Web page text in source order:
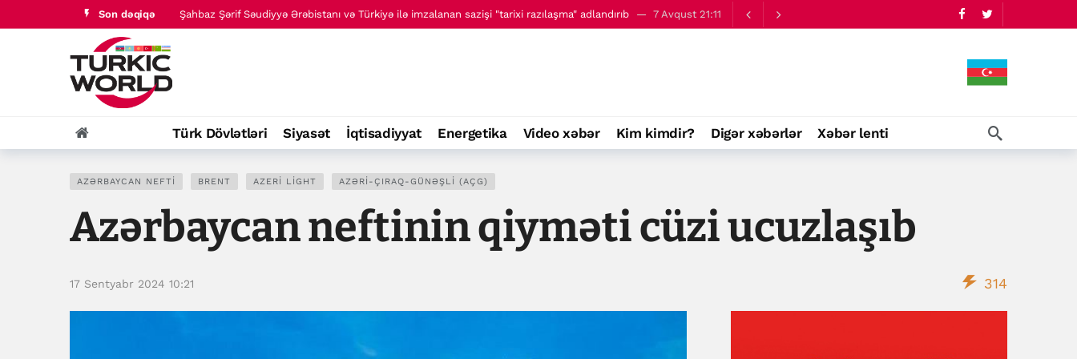
Son dəqiqə Şahbaz Şərif Səudiyyə Ərəbistanı və Türkiyə ilə imzalanan sazişi "tarixi razılaşma" adlandırıb 7 Avqust 21:11
Türk Dövlətləri Siyasət İqtisadiyyat Energetika Video xəbər Kim kimdir? Digər xəbərlər Xəbər lenti
AZƏRBAYCAN NEFTI BRENT AZERI LIGHT AZƏRI-ÇIRAQ-GÜNƏŞLI (AÇG)
Azərbaycan neftinin qiyməti cüzi ucuzlaşıb
17 Sentyabr 2024 10:21 314